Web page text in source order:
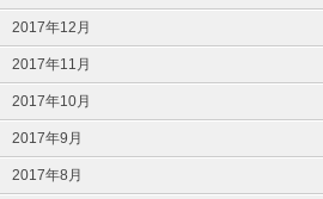
2017年12月
2017年11月
2017年10月
2017年9月
2017年8月